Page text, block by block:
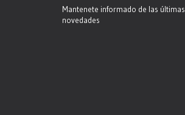
Mantenete informado de las últimas
novedades